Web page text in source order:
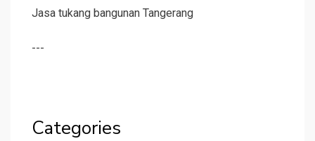
Jasa tukang bangunan Tangerang
---
Categories